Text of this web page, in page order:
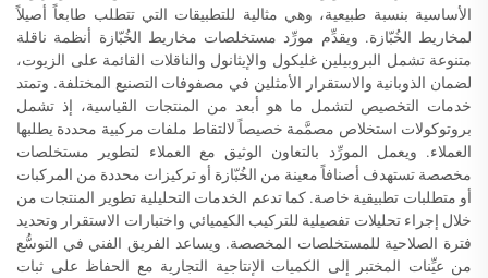
الأساسية بنسبة طبيعية، وهي مثالية للتطبيقات التي تتطلب طابعاً أصيلاً
لمخاريط الخُبّازة. ويقدِّم مورِّد مستخلصات مخاريط الخُبّازة أنظمة ناقلة
متنوعة تشمل البروبيلين غليكول والإيثانول والناقلات القائمة على الزيوت،
لضمان الذوبانية والاستقرار الأمثلين في مصفوفات التصنيع المختلفة. وتمتد
خدمات التخصيص لتشمل ما هو أبعد من المنتجات القياسية، إذ تشمل
بروتوكولات استخلاص مصمَّمة خصيصاً لالتقاط ملفات مركبية محددة يطلبها
العملاء. ويعمل المورِّد بالتعاون الوثيق مع العملاء لتطوير مستخلصات
مخصصة تستهدف أصنافاً معينة من الخُبّازة أو تركيزات محددة من المركبات
أو متطلبات تطبيقية خاصة. كما تدعم الخدمات التحليلية تطوير المنتجات من
خلال إجراء تحليلات تفصيلية للتركيب الكيميائي واختبارات الاستقرار وتحديد
فترة الصلاحية للمستخلصات المخصصة. ويساعد الفريق الفني في التوسُّع
من عيِّنات المختبر إلى الكميات الإنتاجية التجارية مع الحفاظ على ثبات